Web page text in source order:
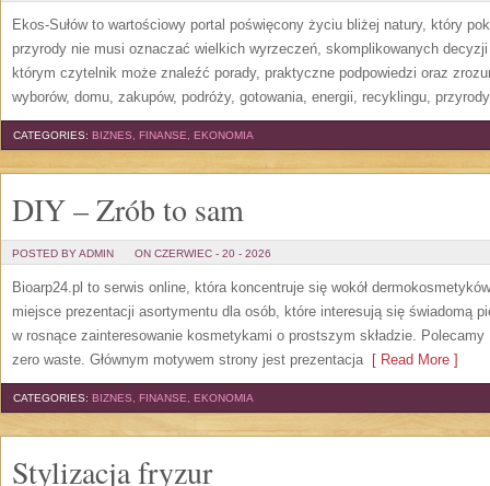
Ekos-Sułów to wartościowy portal poświęcony życiu bliżej natury, który
przyrody nie musi oznaczać wielkich wyrzeczeń, skomplikowanych
którym czytelnik może znaleźć porady, praktyczne podpowiedzi oraz
wyborów, domu, zakupów, podróży, gotowania, energii, recyklingu,
CATEGORIES: BIZNES, FINANSE, EKONOMIA
DIY – Zrób to sam
POSTED BY ADMIN ON CZERWIEC - 20 - 2026
Bioarp24.pl to serwis online, która koncentruje się wokół
miejsce prezentacji asortymentu dla osób, które interesują się świadomą
w rosnące zainteresowanie kosmetykami o prostszym składzie. Polecamy
zero waste. Głównym motywem strony jest prezentacja[ Read More ]
CATEGORIES: BIZNES, FINANSE, EKONOMIA
Stylizacja fryzur